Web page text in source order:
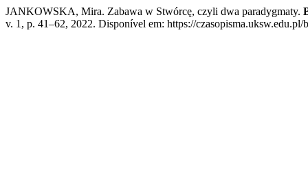
JANKOWSKA, Mira. Zabawa w Stwórcę, czyli dwa paradygmaty.
v. 1, p. 41–62, 2022. Disponível em: https://